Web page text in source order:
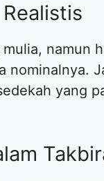
namun
nominalnya.
yang